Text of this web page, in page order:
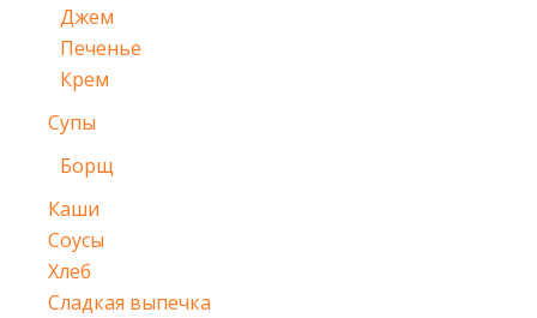
Джем
Печенье
Крем
Супы
Борщ
Каши
Соусы
Хлеб
Сладкая выпечка